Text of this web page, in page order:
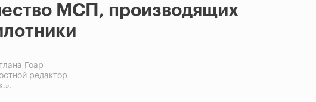
МСП, производящих
Гоар
редактор